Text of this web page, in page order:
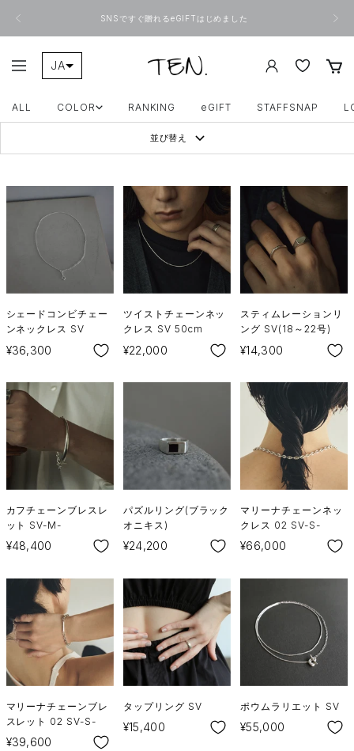
る
SNSですぐ贈れるeGIFTはじめました
へ
ナ
ー
シ
JA
ONLINE
TEN.
ALL COLOR RANKING eGIFT STAFFSNAP
並び替え
シェードコンビチェー
ンネックレス SV
SALE
¥36,300
ツイストチェーンネッ
クレス SV 50cm
SALE
¥22,000
スティムレーションリ
ング SV(18～22号)
SALE
¥14,300
カフチェーンブレスレ
ット SV-M-
SALE
¥48,400
パズルリング(ブラック
オニキス)
SALE
¥24,200
マリーナチェーンネッ
クレス 02 SV-S-
SALE
¥66,000
マリーナチェーンブレ
スレット 02 SV-S-
SALE
¥39,600
タップリング SV
SALE
¥15,400
ポウムラリエット SV
SALE
¥55,000